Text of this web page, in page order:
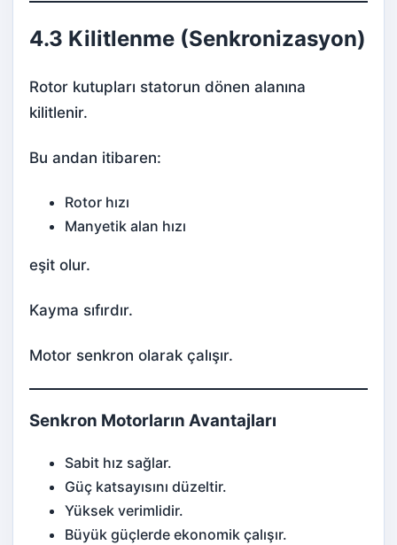
4.3 Kilitlenme (Senkronizasyon)
Rotor kutupları statorun dönen alanına
kilitlenir.
Bu andan itibaren:
Rotor hızı
Manyetik alan hızı
eşit olur.
Kayma sıfırdır.
Motor senkron olarak çalışır.
Senkron Motorların Avantajları
Sabit hız sağlar.
Güç katsayısını düzeltir.
Yüksek verimlidir.
Büyük güçlerde ekonomik çalışır.